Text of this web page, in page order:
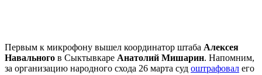
Первым к микрофону вышел координатор штаба Алексея
Навального в Сыктывкаре Анатолий Мишарин. Напомним,
за организацию народного схода 26 марта суд оштрафовал его